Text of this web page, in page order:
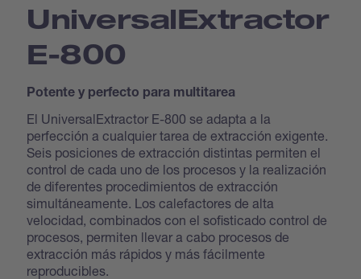
Universal­Extractor
E-800
Potente y perfecto para multitarea
El UniversalExtractor E-800 se adapta a la
perfección a cualquier tarea de extracción exigente.
Seis posiciones de extracción distintas permiten el
control de cada uno de los procesos y la realización
de diferentes procedimientos de extracción
simultáneamente. Los calefactores de alta
velocidad, combinados con el sofisticado control de
procesos, permiten llevar a cabo procesos de
extracción más rápidos y más fácilmente
reproducibles.